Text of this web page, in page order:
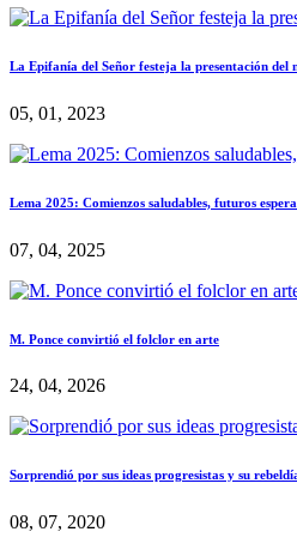
La Epifanía del Señor festeja la presentación del
05, 01, 2023
Lema 2025: Comienzos saludables, futuros
07, 04, 2025
M. Ponce convirtió el folclor en arte
24, 04, 2026
Sorprendió por sus ideas progresistas y su
08, 07, 2020